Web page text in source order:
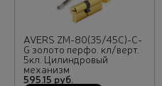
AVERS ZM-80(35/45C)-C-
G золото перфо. кл/верт.
5кл. Цилиндровый
механизм
595.15 руб.